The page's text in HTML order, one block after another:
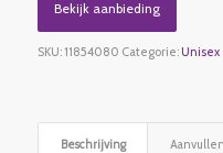
Bekijk aanbieding
SKU:11854080 Categorie: Unisex
Beschrijving